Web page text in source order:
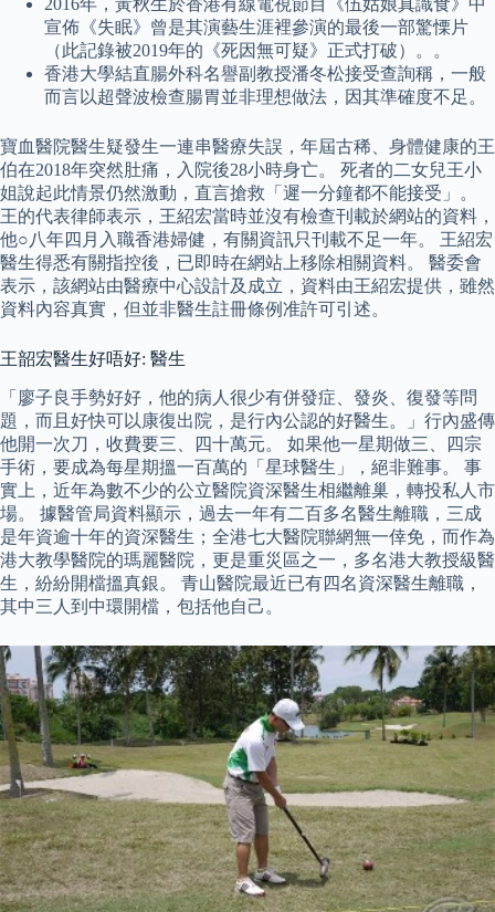
宣佈《失眠》曾是其演藝生涯裡參演的最後一部驚慄片
（此記錄被2019年的《死因無可疑》正式打破）。。
香港大學結直腸外科名譽副教授潘冬松接受查詢稱，一般
而言以超聲波檢查腸胃並非理想做法，因其準確度不足。
寶血醫院醫生疑發生一連串醫療失誤，年屆古稀、身體健康的王
伯在2018年突然肚痛，入院後28小時身亡。 死者的二女兒王小
姐說起此情景仍然激動，直言搶救「遲一分鐘都不能接受」。
王的代表律師表示，王紹宏當時並沒有檢查刊載於網站的資料，
他○八年四月入職香港婦健，有關資訊只刊載不足一年。 王紹宏
醫生得悉有關指控後，已即時在網站上移除相關資料。 醫委會
表示，該網站由醫療中心設計及成立，資料由王紹宏提供，雖然
資料內容真實，但並非醫生註冊條例准許可引述。
王韶宏醫生好唔好: 醫生
「廖子良手勢好好，他的病人很少有併發症、發炎、復發等問
題，而且好快可以康復出院，是行內公認的好醫生。」行內盛傳
他開一次刀，收費要三、四十萬元。 如果他一星期做三、四宗
手術，要成為每星期搵一百萬的「星球醫生」，絕非難事。 事
實上，近年為數不少的公立醫院資深醫生相繼離巢，轉投私人市
場。 據醫管局資料顯示，過去一年有二百多名醫生離職，三成
是年資逾十年的資深醫生；全港七大醫院聯網無一倖免，而作為
港大教學醫院的瑪麗醫院，更是重災區之一，多名港大教授級醫
生，紛紛開檔搵真銀。 青山醫院最近已有四名資深醫生離職，
其中三人到中環開檔，包括他自己。